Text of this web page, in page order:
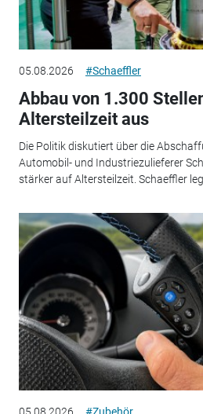
05.08.2026 #Schaeffler
Abbau von 1.300
Altersteilzeit aus
Die Politik diskutiert über die
Automobil- und Industriezulieferer
stärker auf Altersteilzeit. Schaeffler